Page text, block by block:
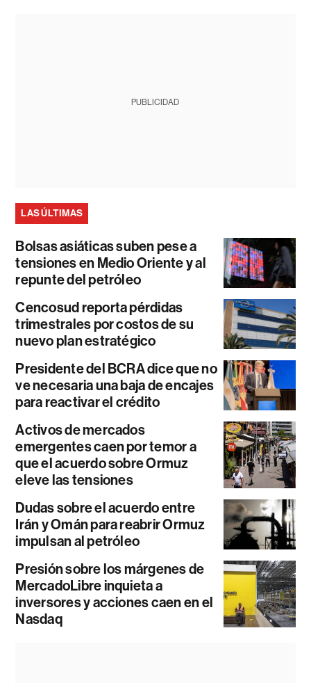
PUBLICIDAD
LAS ÚLTIMAS
Bolsas asiáticas suben pese a
tensiones en Medio Oriente y al
repunte del petróleo
Cencosud reporta pérdidas
trimestrales por costos de su
nuevo plan estratégico
Presidente del BCRA dice que no
ve necesaria una baja de encajes
para reactivar el crédito
Activos de mercados
emergentes caen por temor a
que el acuerdo sobre Ormuz
eleve las tensiones
Dudas sobre el acuerdo entre
Irán y Omán para reabrir Ormuz
impulsan al petróleo
Presión sobre los márgenes de
MercadoLibre inquieta a
inversores y acciones caen en el
Nasdaq